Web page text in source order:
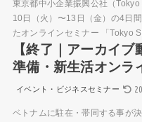
東京都中小企業振興公社（
10日（火）〜13日（金）の4日
たオンラインセミナー 「Tokyo
【終了｜アーカイ
準備・新生活オンラ
イベント・ビジネスセミナー
ベトナムに駐在・帯同する事が